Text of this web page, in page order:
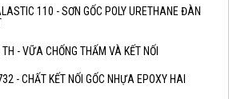
110 - SƠN GỐC POLY URETHANE ĐÀN
- VỮA CHỐNG THẤM VÀ KẾT NỐI
- CHẤT KẾT NỐI GỐC NHỰA EPOXY HAI